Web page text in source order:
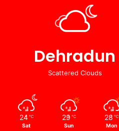
Dehradun
Scattered Clouds
24 ℃
Sat
29 ℃
Sun
28 ℃
Mon